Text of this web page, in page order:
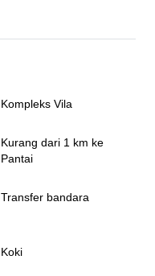
Kompleks Vila
Kurang dari 1 km ke
Pantai
Transfer bandara
Koki